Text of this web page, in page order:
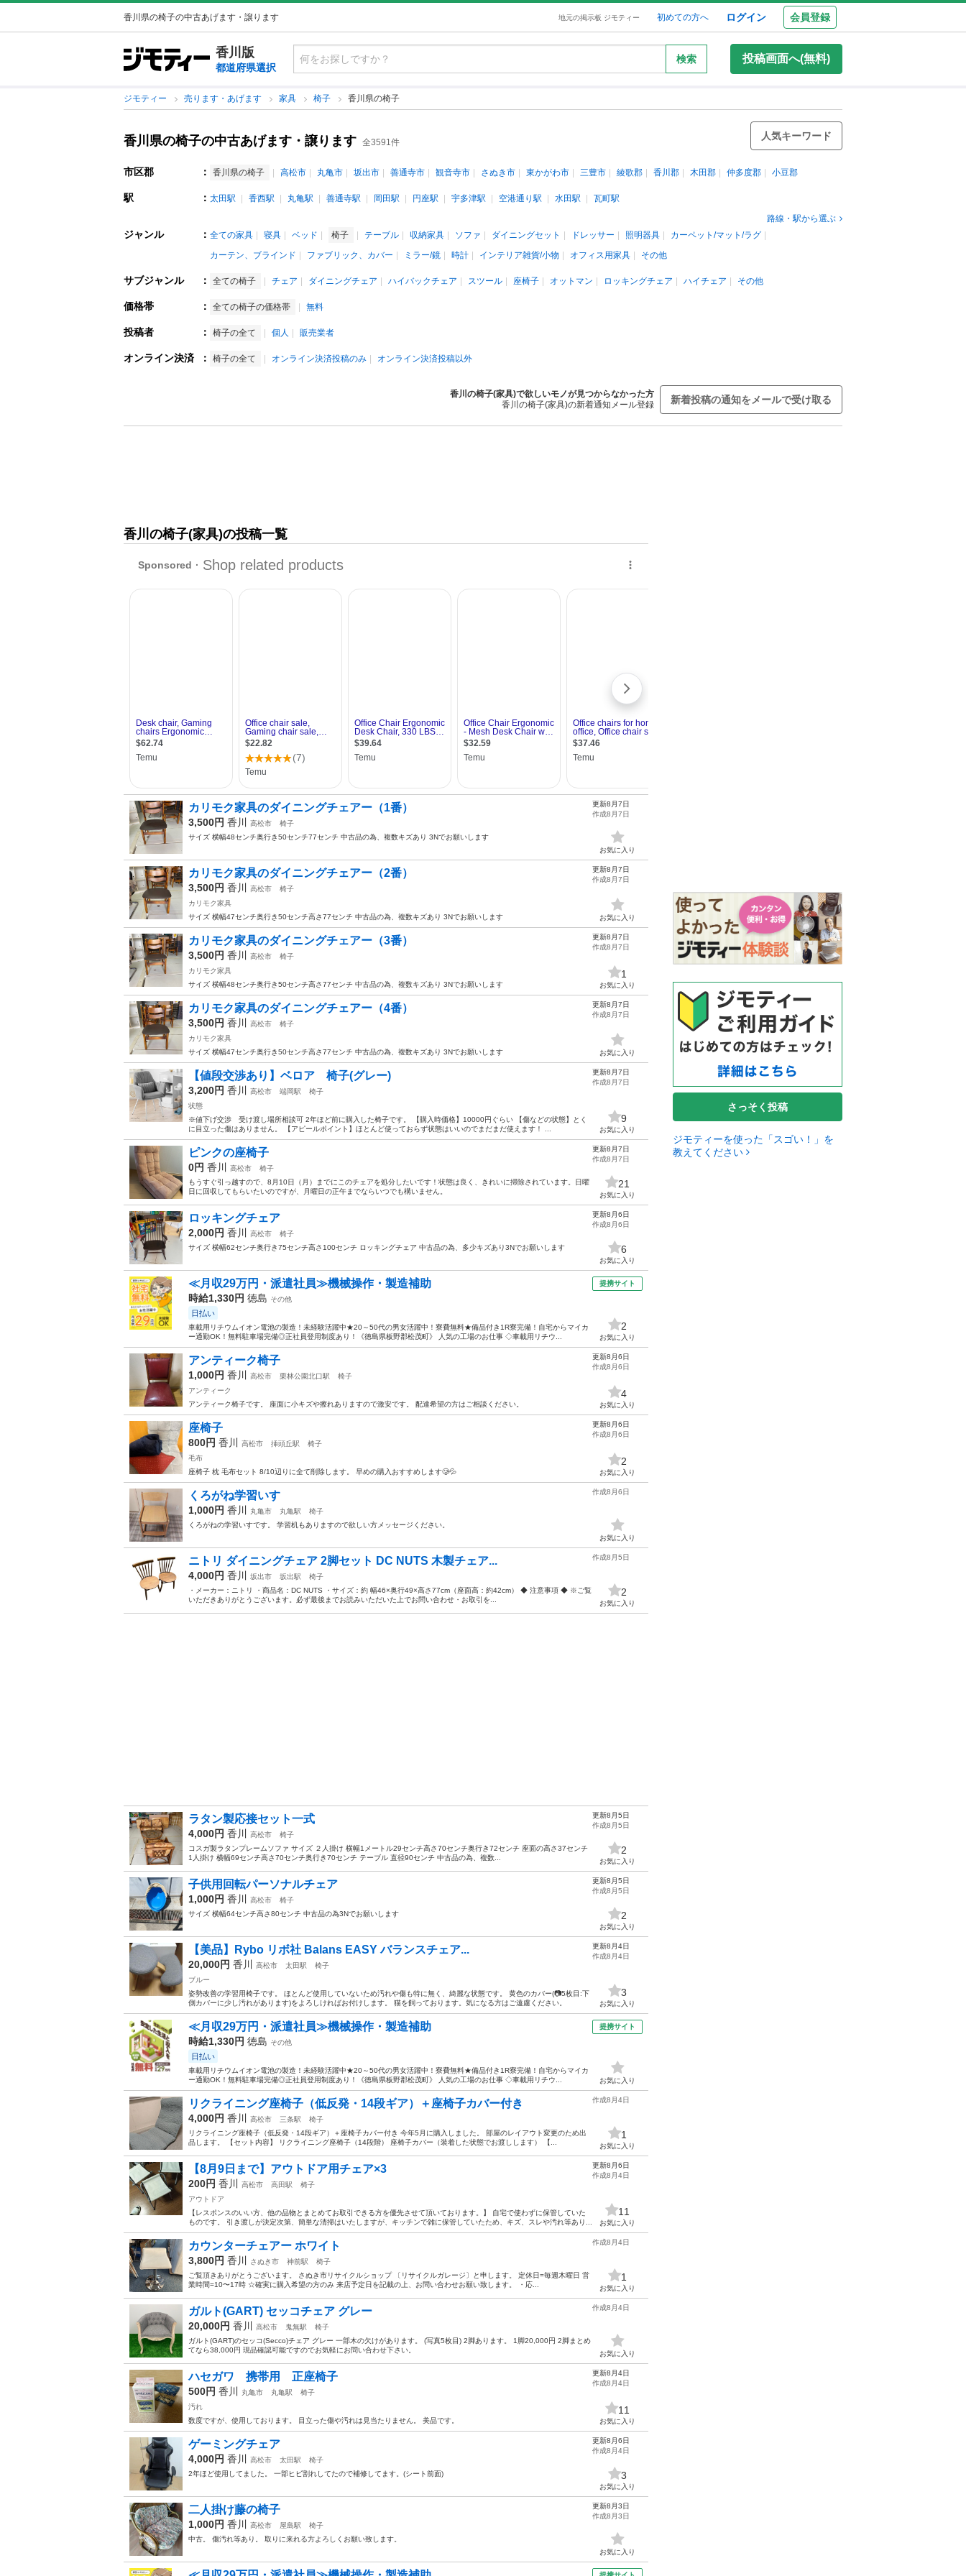
香川県の椅子の中古あげます・譲ります 地元の掲示板 ジモティー 初めての方へ ログイン 会員登録
香川版
都道府県選択
検索 投稿画面へ(無料)
ジモティー 売ります・あげます 家具 椅子 香川県の椅子
香川県の椅子の中古あげます・譲ります 全3591件
人気キーワード
市区郡 ： 香川県の椅子 高松市 丸亀市 坂出市 善通寺市 観音寺市 さぬき市 東かがわ市 三豊市 綾歌郡 香川郡 木田郡 仲多度郡 小豆郡
駅 ： 太田駅 香西駅 丸亀駅 善通寺駅 岡田駅 円座駅 宇多津駅 空港通り駅 水田駅
瓦町駅
路線・駅から選ぶ
ジャンル ： 全ての家具 寝具 ベッド 椅子 テーブル 収納家具 ソファ ダイニングセット ドレッサー 照明器具
カーペット/マット/ラグ
カーテン、ブラインド
ファブリック、カバー ミラー/鏡 時計 インテリア雑貨/小物 オフィス用家具 その他
サブジャンル ： 全ての椅子 チェア ダイニングチェア ハイバックチェア スツール 座椅子 オットマン ロッキングチェア ハイチェア その他
価格帯 ： 全ての椅子の価格帯 無料
投稿者 ： 椅子の全て 個人 販売業者
オンライン決済 ： 椅子の全て オンライン決済投稿のみ オンライン決済投稿以外
香川の椅子(家具)で欲しいモノが見つからなかった方
香川の椅子(家具)の新着通知メール登録
新着投稿の通知をメールで受け取る
香川の椅子(家具)の投稿一覧
カリモク家具のダイニングチェアー（1番）
3,500円 香川 高松市
椅子
サイズ 横幅48センチ奥行き50センチ77センチ 中古品の為、複数キズあり 3Nでお願いします
更新8月7日
作成8月7日
お気に入り
カリモク家具のダイニングチェアー（2番）
3,500円 香川 高松市
椅子
カリモク家具
サイズ 横幅47センチ奥行き50センチ高さ77センチ 中古品の為、複数キズあり 3Nでお願いします
更新8月7日
作成8月7日
お気に入り
カリモク家具のダイニングチェアー（3番）
3,500円 香川 高松市
椅子
カリモク家具
サイズ 横幅48センチ奥行き50センチ高さ77センチ 中古品の為、複数キズあり 3Nでお願いします
更新8月7日
作成8月7日
1
お気に入り
カリモク家具のダイニングチェアー（4番）
3,500円 香川 高松市
椅子
カリモク家具
サイズ 横幅47センチ奥行き50センチ高さ77センチ 中古品の為、複数キズあり 3Nでお願いします
更新8月7日
作成8月7日
お気に入り
【値段交渉あり】ベロア 椅子(グレー)
3,200円 香川 高松市 端岡駅
椅子
状態
※値下げ交渉 受け渡し場所相談可 2年ほど前に購入した椅子です。 【購入時価格】10000円ぐらい 【傷などの状態】とく
に目立った傷はありません。 【アピールポイント】ほとんど使っておらず状態はいいのでまだまだ使えます！ ...
更新8月7日
作成8月7日
9
お気に入り
ピンクの座椅子
0円 香川 高松市
椅子
もうすぐ引っ越すので、8月10日（月）までにこのチェアを処分したいです！状態は良く、きれいに掃除されています。日曜
日に回収してもらいたいのですが、月曜日の正午までならいつでも構いません。
更新8月7日
作成8月7日
21
お気に入り
ロッキングチェア
2,000円 香川 高松市
椅子
サイズ 横幅62センチ奥行き75センチ高さ100センチ ロッキングチェア 中古品の為、多少キズあり3Nでお願いします
更新8月6日
作成8月6日
6
お気に入り
≪月収29万円・派遣社員≫機械操作・製造補助
時給1,330円 徳島 その他
日払い
車載用リチウムイオン電池の製造！未経験活躍中★20～50代の男女活躍中！寮費無料★備品付き1R寮完備！自宅からマイカ
ー通勤OK！無料駐車場完備◎正社員登用制度あり！《徳島県板野郡松茂町》 人気の工場のお仕事 ◇車載用リチウ...
提携サイト
2
お気に入り
アンティーク椅子
1,000円 香川 高松市 栗林公園北口駅
椅子
アンティーク
アンティーク椅子です。 座面に小キズや擦れありますので激安です。 配達希望の方はご相談ください。
更新8月6日
作成8月6日
4
お気に入り
座椅子
800円 香川 高松市 挿頭丘駅
椅子
毛布
座椅子 枕 毛布セット 8/10辺りに全て削除します。 早めの購入おすすめします🥲💦
更新8月6日
作成8月6日
2
お気に入り
くろがね学習いす
1,000円 香川 丸亀市 丸亀駅
椅子
くろがねの学習いすです。 学習机もありますので欲しい方メッセージください。
作成8月6日
お気に入り
ニトリ ダイニングチェア 2脚セット DC NUTS 木製チェア...
4,000円 香川 坂出市 坂出駅
椅子
・メーカー：ニトリ ・商品名：DC NUTS ・サイズ：約 幅46×奥行49×高さ77cm（座面高：約42cm） ◆ 注意事項 ◆ ※ご覧
いただきありがとうございます。必ず最後までお読みいただいた上でお問い合わせ・お取引を...
作成8月5日
2
お気に入り
ラタン製応接セット一式
4,000円 香川 高松市
椅子
コスガ製ラタンプレームソファ サイズ ２人掛け 横幅1メートル29センチ高さ70センチ奥行き72センチ 座面の高さ37センチ
1人掛け 横幅69センチ高さ70センチ奥行き70センチ テーブル 直径90センチ 中古品の為、複数...
更新8月5日
作成8月5日
2
お気に入り
子供用回転パーソナルチェア
1,000円 香川 高松市
椅子
サイズ 横幅64センチ高さ80センチ 中古品の為3Nでお願いします
更新8月5日
作成8月5日
2
お気に入り
【美品】Rybo リボ社 Balans EASY バランスチェア...
20,000円 香川 高松市 太田駅
椅子
ブルー
姿勢改善の学習用椅子です。 ほとんど使用していないため汚れや傷も特に無く、綺麗な状態です。 黄色のカバー(📷️5枚目:下
側カバーに少し汚れがあります)をよろしければお付けします。 猫を飼っております。気になる方はご遠慮ください。
更新8月4日
作成8月4日
3
お気に入り
≪月収29万円・派遣社員≫機械操作・製造補助
時給1,330円 徳島 その他
日払い
車載用リチウムイオン電池の製造！未経験活躍中★20～50代の男女活躍中！寮費無料★備品付き1R寮完備！自宅からマイカ
ー通勤OK！無料駐車場完備◎正社員登用制度あり！《徳島県板野郡松茂町》 人気の工場のお仕事 ◇車載用リチウ...
提携サイト
お気に入り
リクライニング座椅子（低反発・14段ギア）＋座椅子カバー付き
4,000円 香川 高松市 三条駅
椅子
リクライニング座椅子（低反発・14段ギア）＋座椅子カバー付き 今年5月に購入しました。 部屋のレイアウト変更のため出
品します。 【セット内容】 リクライニング座椅子（14段階） 座椅子カバー（装着した状態でお渡しします） 【...
作成8月4日
1
お気に入り
【8月9日まで】アウトドア用チェア×3
200円 香川 高松市 高田駅
椅子
アウトドア
【レスポンスのいい方、他の品物とまとめてお取引できる方を優先させて頂いております。】 自宅で使わずに保管していた
ものです。 引き渡しが決定次第、簡単な清掃はいたしますが、キッチンで雑に保管していたため、キズ、スレや汚れ等あり...
更新8月6日
作成8月4日
11
お気に入り
カウンターチェアー ホワイト
3,800円 香川 さぬき市 神前駅
椅子
ご覧頂きありがとうございます。 さぬき市リサイクルショップ 〔リサイクルガレージ〕と申します。 定休日=毎週木曜日 営
業時間=10〜17時 ☆確実に購入希望の方のみ 来店予定日を記載の上、お問い合わせお願い致します。 ・応...
作成8月4日
1
お気に入り
ガルト(GART) セッコチェア グレー
20,000円 香川 高松市 鬼無駅
椅子
ガルト(GART)のセッコ(Secco)チェア グレー 一部木の欠けがあります。 (写真5枚目) 2脚あります。 1脚20,000円 2脚まとめ
てなら38,000円 現品確認可能ですのでお気軽にお問い合わせ下さい。
作成8月4日
お気に入り
ハセガワ 携帯用 正座椅子
500円 香川 丸亀市 丸亀駅
椅子
汚れ
数度ですが、使用しております。 目立った傷や汚れは見当たりません。 美品です。
更新8月4日
作成8月4日
11
お気に入り
ゲーミングチェア
4,000円 香川 高松市 太田駅
椅子
2年ほど使用してました。 一部ヒビ割れしてたので補修してます。(シート前面)
更新8月6日
作成8月4日
3
お気に入り
二人掛け藤の椅子
1,000円 香川 高松市 屋島駅
椅子
中古。 傷汚れ等あり。 取りに来れる方よろしくお願い致します。
更新8月3日
作成8月3日
お気に入り
さっそく投稿
ジモティーを使った「スゴい！」を
教えてください